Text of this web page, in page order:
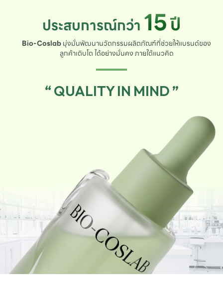
ประสบการณ์กว่า 15ปี
Bio-Coslabมุ่งมั่นพัฒนานวัตกรรมผลิตภัณฑ์ที่ช่วยให้แบรนด์ของ
ลูกค้าเติบโต ได้อย่างมั่นคง ภายใต้แนวคิด
“ QUALITY IN MIND ”